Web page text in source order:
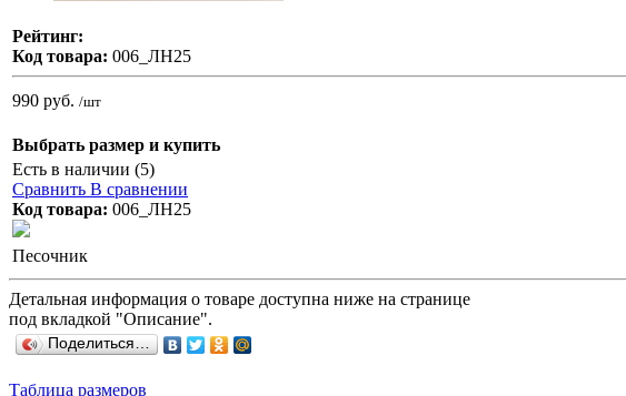
Рейтинг:
Код товара: 006_ЛН25
990 руб. /шт
Выбрать размер и купить
Есть в наличии (5)
Сравнить В сравнении
Код товара: 006_ЛН25
Песочник
Детальная информация о товаре доступна ниже на странице
под вкладкой "Описание".
Поделиться…
Таблица размеров